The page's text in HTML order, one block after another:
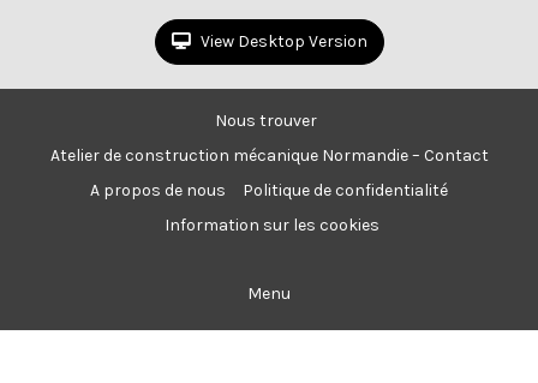
View Desktop Version
Nous trouver
Atelier de construction mécanique Normandie – Contact
A propos de nous
Politique de confidentialité
Information sur les cookies
Menu